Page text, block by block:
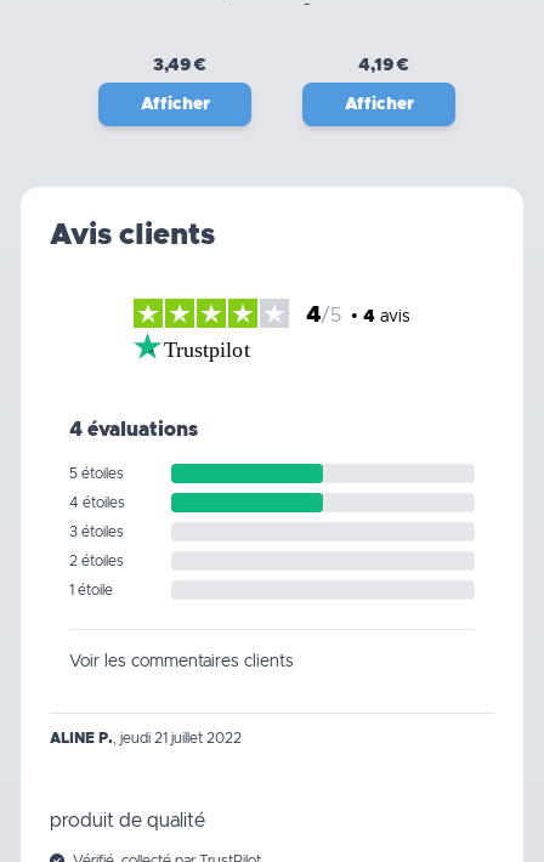
3,49 €
Afficher
2pcs
4,19 €
Afficher
Avis clients
4/5 • 4 avis
Trustpilot
4 évaluations
5 étoiles
4 étoiles
3 étoiles
2 étoiles
1 étoile
Voir les commentaires clients
ALINE P. jeudi 21 juillet 2022
produit de qualité